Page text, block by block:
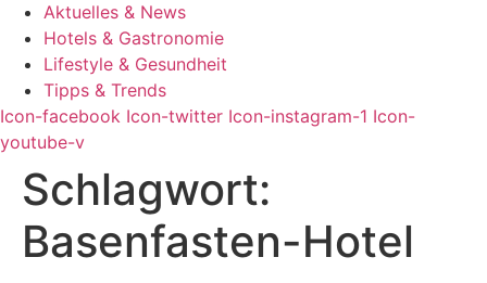
Aktuelles & News
Hotels & Gastronomie
Lifestyle & Gesundheit
Tipps & Trends
Icon-facebook Icon-twitter Icon-instagram-1 Icon-
youtube-v
Schlagwort:
Basenfasten-Hotel